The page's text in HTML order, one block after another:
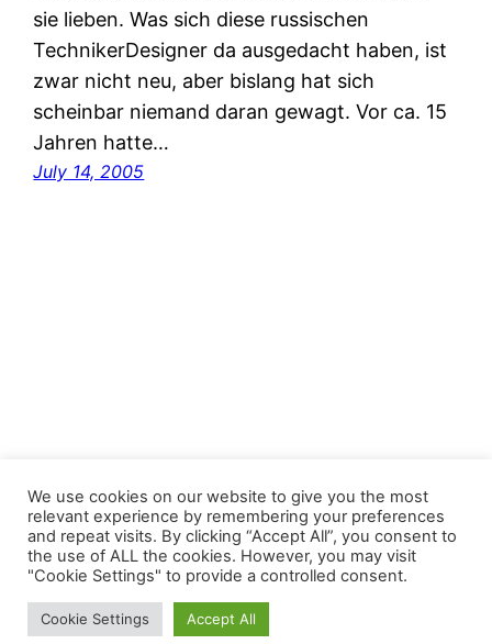
sie lieben. Was sich diese russischen
TechnikerDesigner da ausgedacht haben, ist
zwar nicht neu, aber bislang hat sich
scheinbar niemand daran gewagt. Vor ca. 15
Jahren hatte…
July 14, 2005
Proudly powered byWordPress
We use cookies on our website to give you the most
relevant experience by remembering your preferences
and repeat visits. By clicking “Accept All”, you consent to
the use of ALL the cookies. However, you may visit
"Cookie Settings" to provide a controlled consent.
Cookie Settings Accept All